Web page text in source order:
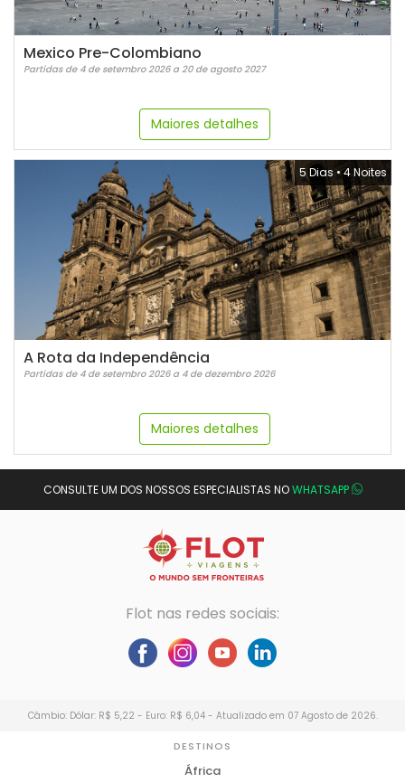
Mexico Pre-Colombiano
Partidas de 4 de setembro 2026 a 20 de agosto 2027
Maiores detalhes
5 Dias •4 Noites
A Rota da Independência
Partidas de 4 de setembro 2026 a 4 de dezembro 2026
Maiores detalhes
CONSULTE UM DOS NOSSOS ESPECIALISTAS NOWHATSAPP
Flot nas redes sociais:
Câmbio: Dólar: R$ 5,22 - Euro: R$ 6,04 - Atualizado em 07 Agosto de 2026.
DESTINOS
África